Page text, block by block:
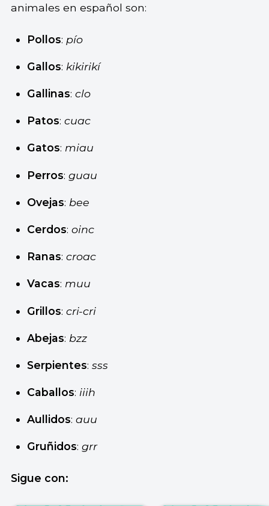
animales en español son:
Pollos: pío
Gallos: kikirikí
Gallinas: clo
Patos: cuac
Gatos: miau
Perros: guau
Ovejas: bee
Cerdos: oinc
Ranas: croac
Vacas: muu
Grillos: cri-cri
Abejas: bzz
Serpientes: sss
Caballos: iiih
Aullidos: auu
Gruñidos: grr
Sigue con: